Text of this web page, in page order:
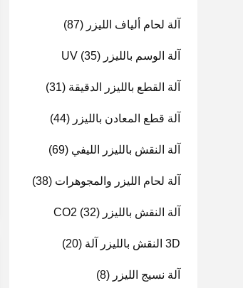
آلة لحام ألياف الليزر (87)
آلة الوسم بالليزر UV (35)
آلة القطع بالليزر الدقيقة (31)
آلة قطع المعادن بالليزر (44)
آلة النقش بالليزر الليفي (69)
آلة لحام الليزر والمجوهرات (38)
آلة النقش بالليزر CO2 (32)
3D النقش بالليزر آلة (20)
آلة نسيج الليزر (8)